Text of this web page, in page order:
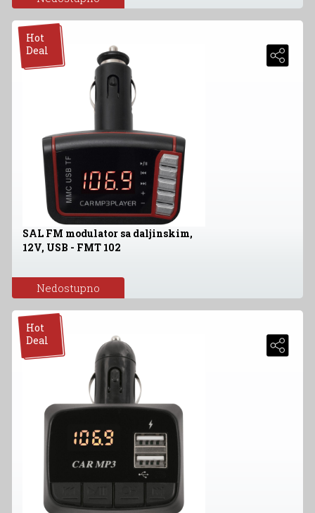
Hot
Deal
SAL FM modulator sa daljinskim,
12V, USB - FMT 102
Nedostupno
Hot
Deal